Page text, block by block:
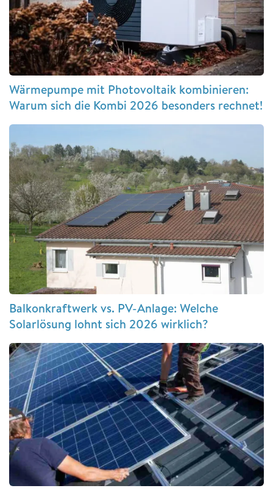
Wärmepumpe mit Photovoltaik kombinieren:
Warum sich die Kombi 2026 besonders rechnet!
Balkonkraftwerk vs. PV-Anlage: Welche
Solarlösung lohnt sich 2026 wirklich?